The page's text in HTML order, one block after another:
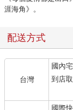
涯海角》。
配送方式
台灣
國內
到店取
國際